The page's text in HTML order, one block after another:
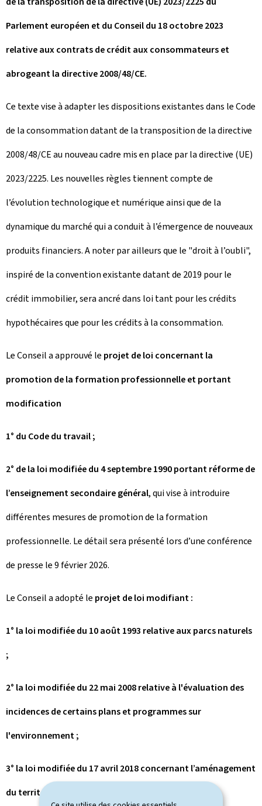
Parlement européen et du Conseil du 18 octobre 2023
relative aux contrats de crédit aux consommateurs et
abrogeant la directive 2008/48/CE.
Ce texte vise à adapter les dispositions existantes dans le Code
de la consommation datant de la transposition de la directive
2008/48/CE au nouveau cadre mis en place par la directive (UE)
2023/2225. Les nouvelles règles tiennent compte de
l’évolution technologique et numérique ainsi que de la
dynamique du marché qui a conduit à l’émergence de nouveaux
produits financiers. A noter par ailleurs que le "droit à l’oubli",
inspiré de la convention existante datant de 2019 pour le
crédit immobilier, sera ancré dans loi tant pour les crédits
hypothécaires que pour les crédits à la consommation.
Le Conseil a approuvé le projet de loi concernant la
promotion de la formation professionnelle et portant
modification
1° du Code du travail ;
2° de la loi modifiée du 4 septembre 1990 portant réforme de
l’enseignement secondaire général, qui vise à introduire
différentes mesures de promotion de la formation
professionnelle. Le détail sera présenté lors d’une conférence
de presse le 9 février 2026.
Le Conseil a adopté le projet de loi modifiant :
1° la loi modifiée du 10 août 1993 relative aux parcs naturels
;
2° la loi modifiée du 22 mai 2008 relative à l'évaluation des
incidences de certains plans et programmes sur
l'environnement ;
3° la loi modifiée du 17 avril 2018 concernant l’aménagement
du territoire ;